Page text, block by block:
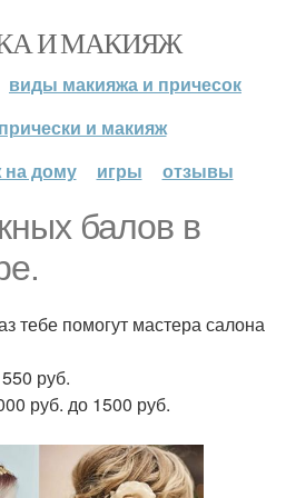
И МАКИЯЖ
виды макияжа и причесок
и макияж
на дому
игры отзывы
балов в
тебе помогут мастера салона
руб.
руб. до 1500 руб.